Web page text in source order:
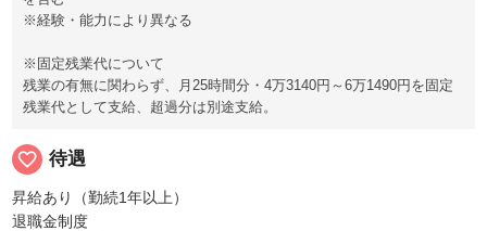
※経験・能力により異なる
※固定残業代について
残業の有無に関わらず、月25時間分・4万3140円～6万1490円を固定
残業代として支給、超過分は別途支給。
favorite_border 待遇
昇給あり（勤続1年以上）
退職金制度